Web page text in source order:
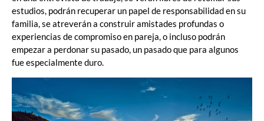
estudios, podrán recuperar un papel de responsabilidad en su
familia, se atreverán a construir amistades profundas o
experiencias de compromiso en pareja, o incluso podrán
empezar a perdonar su pasado, un pasado que para algunos
fue especialmente duro.